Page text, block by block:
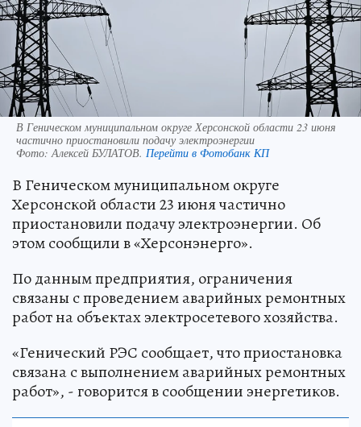
В Геническом муниципальном округе Херсонской области 23 июня
частично приостановили подачу электроэнергии
Фото:Алексей БУЛАТОВ. Перейти в Фотобанк КП
В Геническом муниципальном округе
Херсонской области 23 июня частично
приостановили подачу электроэнергии. Об
этом сообщили в «Херсонэнерго».
По данным предприятия, ограничения
связаны с проведением аварийных ремонтных
работ на объектах электросетевого хозяйства.
«Генический РЭС сообщает, что приостановка
связана с выполнением аварийных ремонтных
работ», - говорится в сообщении энергетиков.